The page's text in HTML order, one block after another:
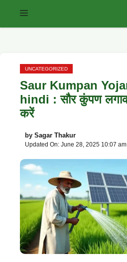
Menu
UNCATEGORIZED
Saur Kumpan
hindi : सौर कुंपण
करें
by Sagar Thakur
Updated On: June 28, 2025 10:07 am